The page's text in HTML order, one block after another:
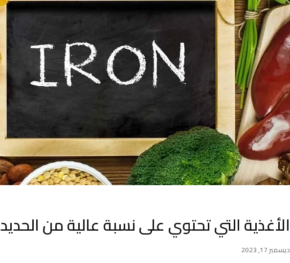
الأغذية التي تحتوي على نسبة عالية من الحديد
ديسمبر 17, 2023